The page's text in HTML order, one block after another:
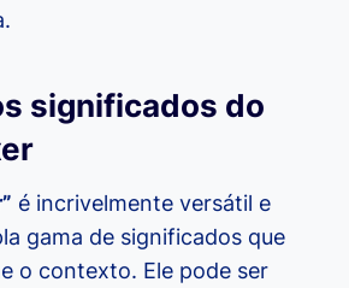
significados do
é incrivelmente versátil e
gama de significados que
o contexto. Ele pode ser